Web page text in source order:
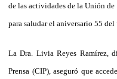
de las actividades de la Unión
para saludar el aniversario 55
La Dra. Livia Reyes Ramírez,
Prensa (CIP), aseguró que